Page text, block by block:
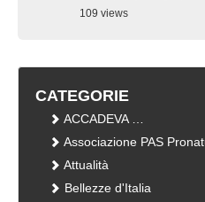
109 views
CATEGORIE
ACCADEVA …
Associazione PAS
Attualità
Bellezze d'Italia